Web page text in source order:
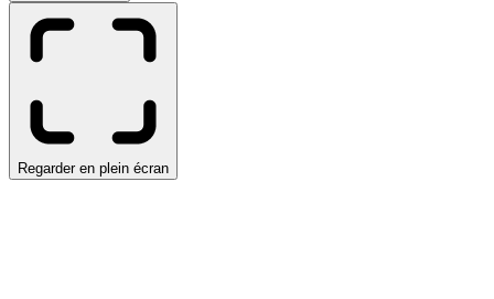
Regarder en plein écran